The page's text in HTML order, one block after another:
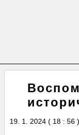
19. 1. 2024 ( 18 : 56 )